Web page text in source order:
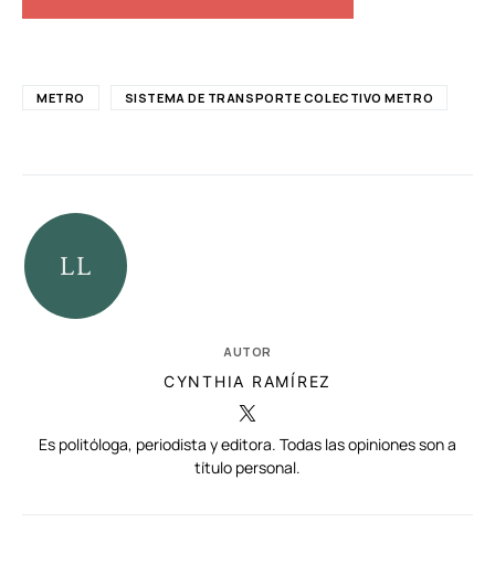
METRO SISTEMA DE TRANSPORTE COLECTIVO METRO
AUTOR
CYNTHIA RAMÍREZ
Es politóloga, periodista y editora. Todas las opiniones son a
título personal.